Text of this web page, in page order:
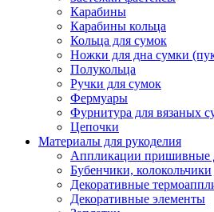
Карабины
Карабины кольца
Кольца для сумок
Ножки для дна сумки
Полукольца
Ручки для сумок
Фермуары
Фурнитура для вязаных
Цепочки
Материалы для рукоделия
Аппликации пришивные
Бубенчики, колокольчики
Декоративные
Декоративные элементы